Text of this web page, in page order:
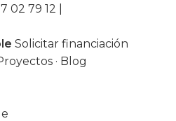
02 79 12
Solicitar financiación
· Blog